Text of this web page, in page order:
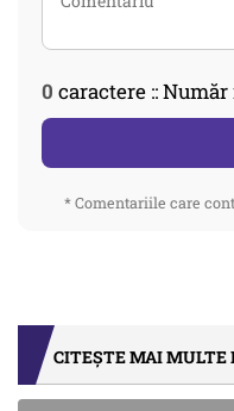
0 caractere ::
* Comentariile care
CITEȘTE MAI MULTE